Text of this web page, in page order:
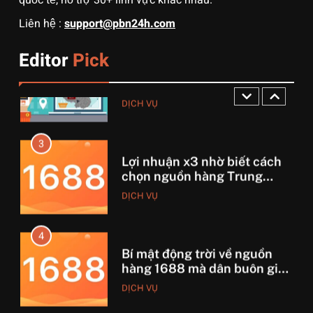
Liên hệ : support@pbn24h.com
EditorPick
2
tháng lời 20 triệu
3
Quốc chuẩn
DỊCH VỤ
nhẹm!
DỊCH VỤ